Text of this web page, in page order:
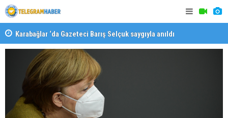
Karabağlar ‘da Gazeteci Barış Selçuk saygıyla anıldı